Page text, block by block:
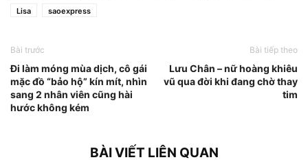
Lisa
saoexpress
Bài trước
Đi làm móng mùa dịch, cô gái
mặc đồ “bảo hộ” kín mít, nhìn
sang 2 nhân viên cũng hài
hước không kém
Bài tiếp theo
Lưu Chân – nữ hoàng khiêu
vũ qua đời khi đang chờ thay
tim
BÀI VIẾT LIÊN QUAN